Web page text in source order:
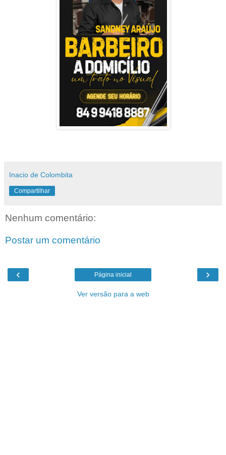
Inacio de Colombita
Compartilhar
Nenhum comentário:
Postar um comentário
‹ ›
Página inicial
Ver versão para a web